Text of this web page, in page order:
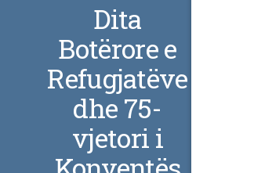
Dita
Botërore e
Refugjatëve
dhe 75-
vjetori i